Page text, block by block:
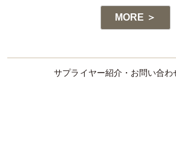
MORE ＞
サプライヤー紹介・お問い合わ